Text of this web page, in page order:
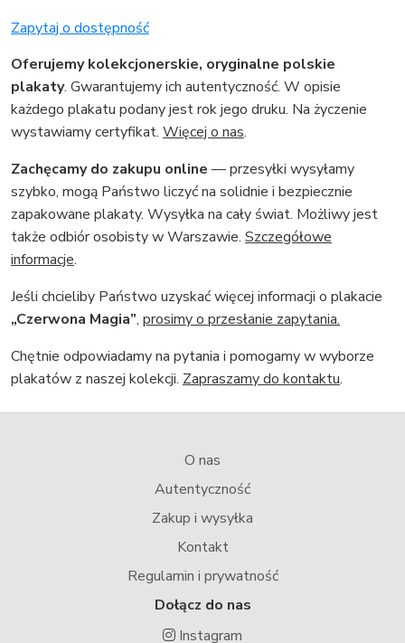
Zapytaj o dostępność
Oferujemy kolekcjonerskie, oryginalne polskie
plakaty. Gwarantujemy ich autentyczność. W opisie
każdego plakatu podany jest rok jego druku. Na życzenie
wystawiamy certyfikat. Więcej o nas.
Zachęcamy do zakupu online — przesyłki wysyłamy
szybko, mogą Państwo liczyć na solidnie i bezpiecznie
zapakowane plakaty. Wysyłka na cały świat. Możliwy jest
także odbiór osobisty w Warszawie. Szczegółowe
informacje.
Jeśli chcieliby Państwo uzyskać więcej informacji o plakacie
„Czerwona Magia”, prosimy o przesłanie zapytania.
Chętnie odpowiadamy na pytania i pomogamy w wyborze
plakatów z naszej kolekcji. Zapraszamy do kontaktu.
O nas
Autentyczność
Zakup i wysyłka
Kontakt
Regulamin i prywatność
Dołącz do nas
Instagram